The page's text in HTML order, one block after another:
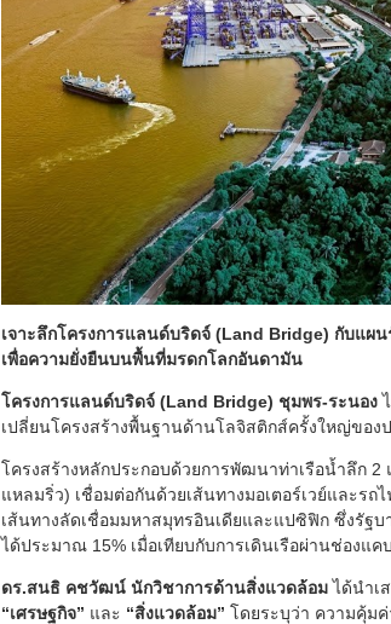
เจาะลึกโครงการแลนด์บริดจ์ (Land Bridge) กับแผ
เพื่อความยั่งยืนบนพื้นที่มรดกโลกอันดามัน
โครงการแลนด์บริดจ์ (Land Bridge) ชุมพร-ระนอง
เปลี่ยนโครงสร้างพื้นฐานด้านโลจิสติกส์ครั้งใหญ่ขอ
โครงสร้างหลักประกอบด้วยการพัฒนาท่าเรือน้ำลึก 2
แหลมริ่ว) เชื่อมต่อกันด้วยเส้นทางมอเตอร์เวย์และร
เส้นทางลัดเชื่อมมหาสมุทรอินเดียและแปซิฟิก ซึ่งรัฐ
ได้ประมาณ 15% เมื่อเทียบกับการเดินเรือผ่านช่องแ
ดร.สนธิ คชวัฒน์ นักวิชาการด้านสิ่งแวดล้อมได้นำเ
“เศรษฐกิจ” และ “สิ่งแวดล้อม” โดยระบุว่า ความคุ้มค่